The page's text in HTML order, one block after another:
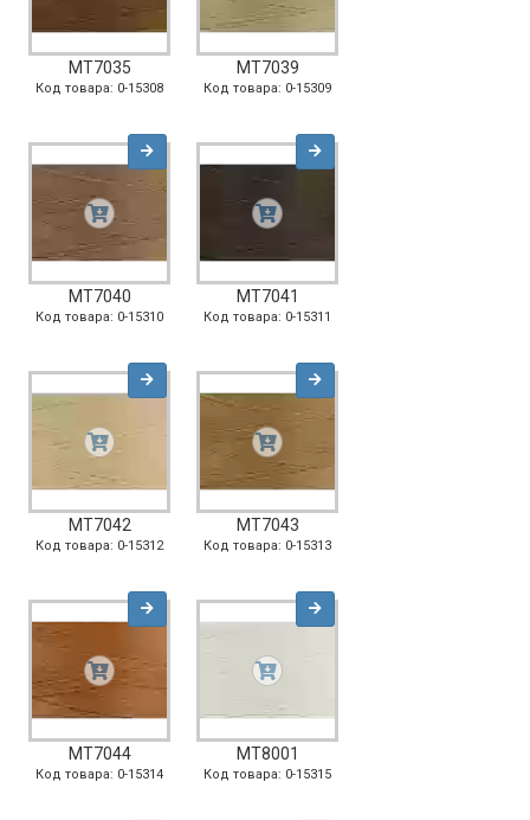
MT7035
Код товара: 0-15308
MT7039
Код товара: 0-15309
MT7040
Код товара: 0-15310
MT7041
Код товара: 0-15311
MT7042
Код товара: 0-15312
MT7043
Код товара: 0-15313
MT7044
Код товара: 0-15314
MT8001
Код товара: 0-15315